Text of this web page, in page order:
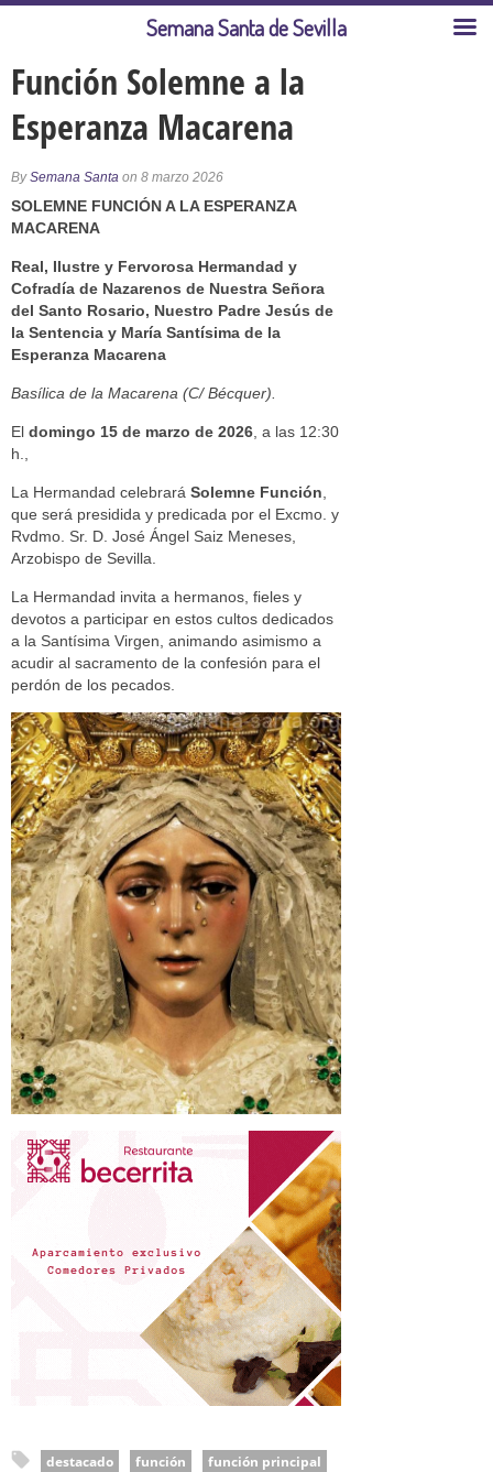
Función Solemne a la
Esperanza Macarena
BySemana Santa on 8 marzo 2026
SOLEMNE FUNCIÓN A LA ESPERANZA
MACARENA
Real, Ilustre y Fervorosa Hermandad y
Cofradía de Nazarenos de Nuestra Señora
del Santo Rosario, Nuestro Padre Jesús de
la Sentencia y María Santísima de la
Esperanza Macarena
Basílica de la Macarena (C/ Bécquer).
El domingo 15 de marzo de 2026 , a las 12:30
h.,
La Hermandad celebrará Solemne Función
que será presidida y predicada por el Excmo. y
Rvdmo. Sr. D. José Ángel Saiz Meneses,
Arzobispo de Sevilla.
La Hermandad invita a hermanos, fieles y
devotos a participar en estos cultos dedicados
a la Santísima Virgen, animando asimismo a
acudir al sacramento de la confesión para el
perdón de los pecados.
destacado función
función principal
Semana Santa de Sevilla